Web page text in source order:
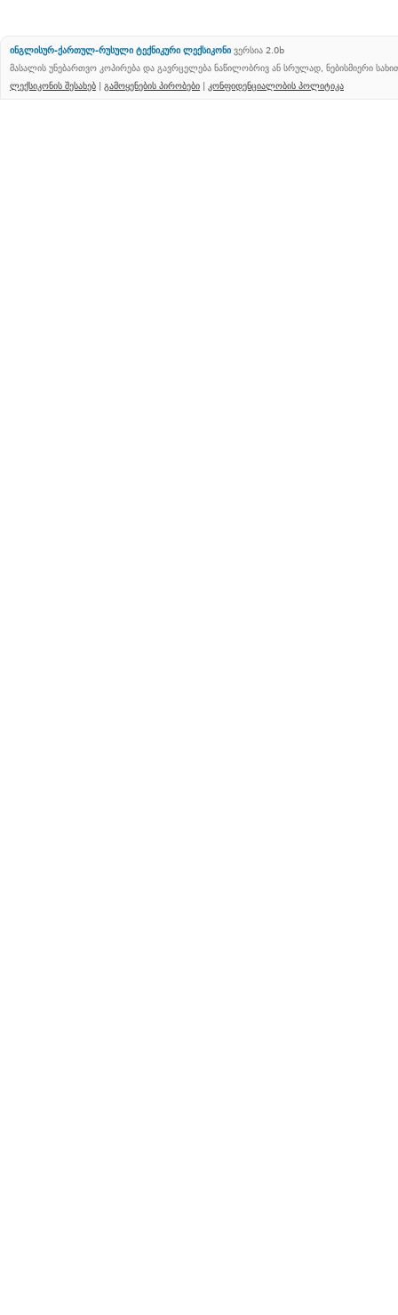
ინგლისურ-ქართულ-რუსული ტექნიკური ლექსიკონი ვერსია 2.0b
მასალის უნებართვო კოპირება და გავრცელება ნაწილობრივ ან სრულად, ნებისმიერი
ლექსიკონის შესახებ | გამოყენების პირობები | კონფიდენციალობის პოლიტიკა